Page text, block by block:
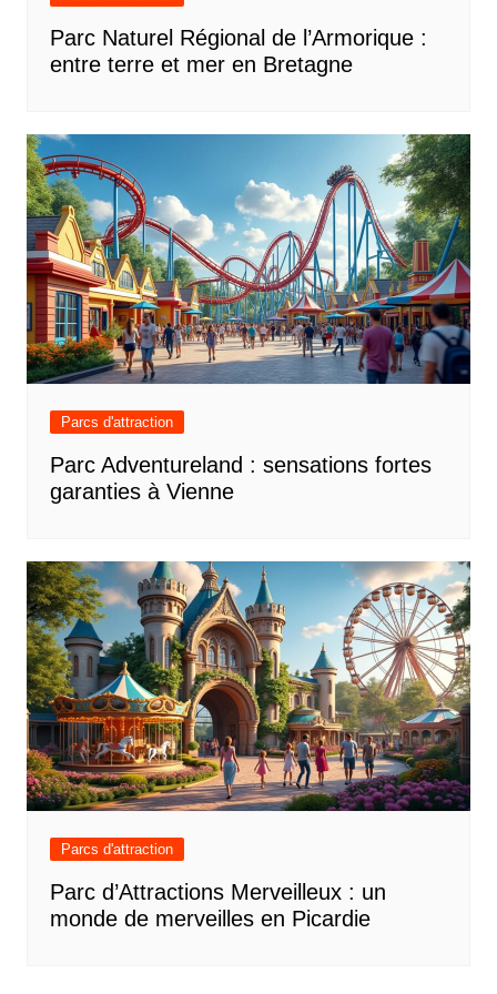
Parc Naturel Régional de l’Armorique :
entre terre et mer en Bretagne
Parcs d'attraction
Parc Adventureland : sensations fortes
garanties à Vienne
Parcs d'attraction
Parc d’Attractions Merveilleux : un
monde de merveilles en Picardie